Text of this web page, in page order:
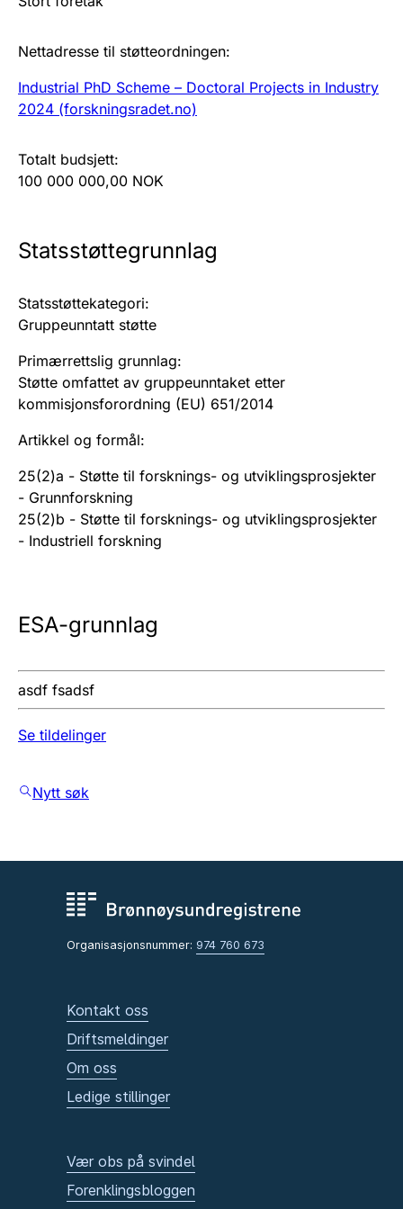
u
s
u
d
d
e
t
l
d
r
k
n
d
l
a
g
r
k
Nettadresse til støtteordningen:
Industrial PhD Scheme – Doctoral Projects in Industry
2024 (forskningsradet.no)
Totalt budsjett:
100 000 000,00 NOK
Statsstøttegrunnlag
Statsstøttekategori:
Gruppeunntatt støtte
Primærrettslig grunnlag:
Støtte omfattet av gruppeunntaket etter
kommisjonsforordning (EU) 651/2014
Artikkel og formål:
25(2)a - Støtte til forsknings- og utviklingsprosjekter
- Grunnforskning
25(2)b - Støtte til forsknings- og utviklingsprosjekter
- Industriell forskning
ESA-grunnlag
asdf fsadsf
Se tildelinger
Nytt søk
Organisasjonsnummer: 974 760 673
Kontakt oss
Driftsmeldinger
Om oss
Ledige stillinger
Vær obs på svindel
Forenklingsbloggen